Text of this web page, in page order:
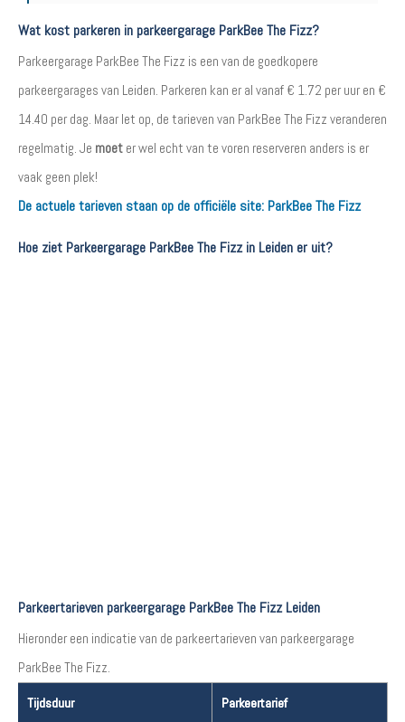
Wat kost parkeren in parkeergarage ParkBee The Fizz?
Parkeergarage ParkBee The Fizz is een van de goedkopere
parkeergarages van Leiden. Parkeren kan er al vanaf € 1.72 per uur en €
14.40 per dag. Maar let op, de tarieven van ParkBee The Fizz veranderen
regelmatig. Je moet er wel echt van te voren reserveren anders is er
vaak geen plek!
De actuele tarieven staan op de officiële site: ParkBee The Fizz
Hoe ziet Parkeergarage ParkBee The Fizz in Leiden er uit?
Parkeertarieven parkeergarage ParkBee The Fizz Leiden
Hieronder een indicatie van de parkeertarieven van parkeergarage
ParkBee The Fizz.
Tijdsduur Parkeertarief